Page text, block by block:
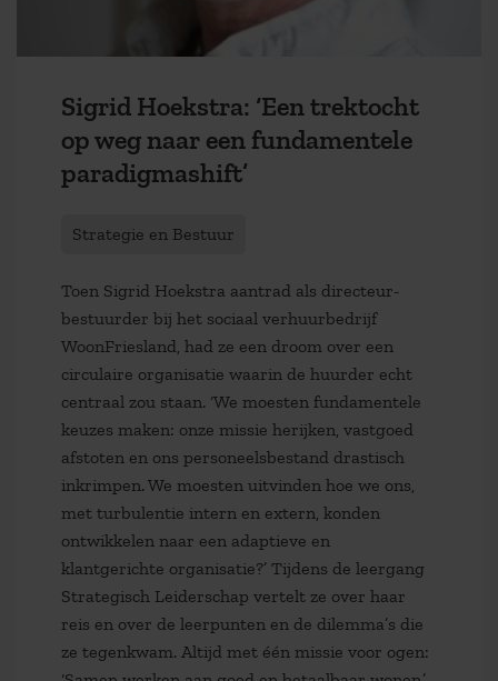
Sigrid Hoekstra: ‘Een trektocht
op weg naar een fundamentele
paradigmashift’
Strategie en Bestuur
Toen Sigrid Hoekstra aantrad als directeur-
bestuurder bij het sociaal verhuurbedrijf
WoonFriesland, had ze een droom over een
circulaire organisatie waarin de huurder echt
centraal zou staan. ‘We moesten fundamentele
keuzes maken: onze missie herijken, vastgoed
afstoten en ons personeelsbestand drastisch
inkrimpen. We moesten uitvinden hoe we ons,
met turbulentie intern en extern, konden
ontwikkelen naar een adaptieve en
klantgerichte organisatie?’ Tijdens de leergang
Strategisch Leiderschap vertelt ze over haar
reis en over de leerpunten en de dilemma’s die
ze tegenkwam. Altijd met één missie voor ogen: